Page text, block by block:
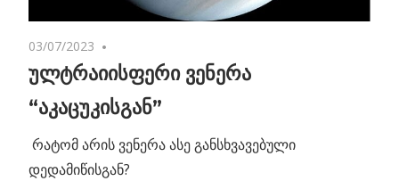
03/07/2023
ულტრაიისფერი ვენერა
“აკაცუკისგან”
რატომ არის ვენერა ასე განსხვავებული
დედამიწისგან?